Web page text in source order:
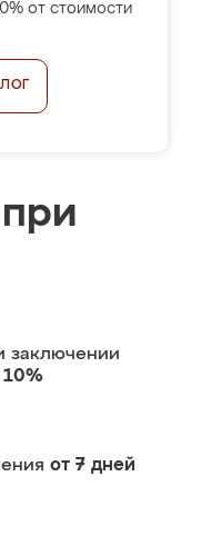
от стоимости
заключении
10%
от 7 дней